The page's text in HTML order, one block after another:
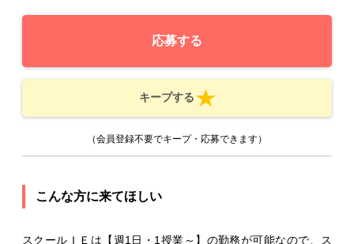
応募する
キープする
（会員登録不要でキープ・応募できます）
こんな方に来てほしい
スクールＩＥは【週1日・1授業～】の勤務が可能なので、ス